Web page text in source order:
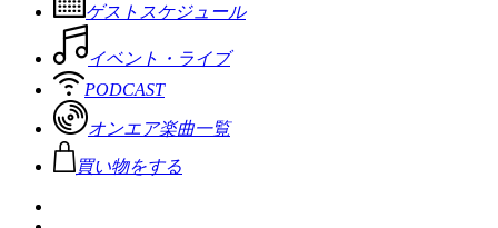
ゲストスケジュール
イベント・ライブ
PODCAST
オンエア楽曲一覧
買い物をする